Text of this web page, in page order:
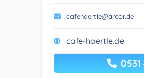
cafehaertle@arcor.de
cafe-haertle.de
0531